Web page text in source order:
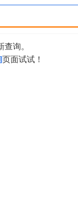
询。
页面试试！